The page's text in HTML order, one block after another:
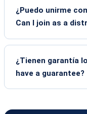
¿Puedo unirme
Can I join as a
¿Tienen garantía
have a guarantee?